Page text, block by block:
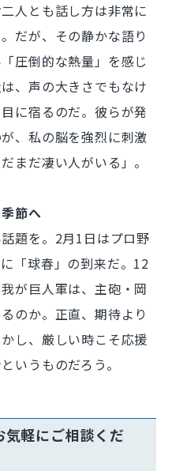
人とも話し方は非常に
だが、その静かな語り
圧倒的な熱量」を感じ
、声の大きさでもなけ
に宿るのだ。彼らが発
、私の脳を強烈に刺激
まだ凄い人がいる」。
節へ
題を。2月1日はプロ野
「球春」の到来だ。12
が巨人軍は、主砲・岡
のか。正直、期待より
し、厳しい時こそ応援
いうものだろう。
気軽にご相談くだ